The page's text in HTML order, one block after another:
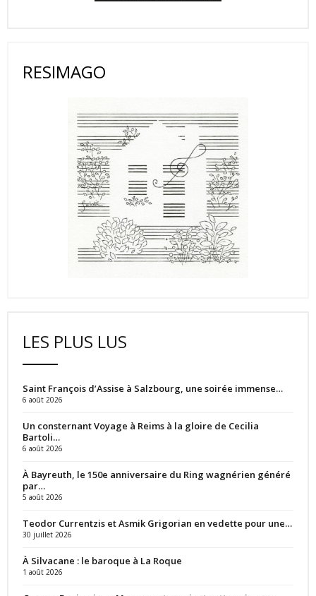
RESIMAGO
LES PLUS LUS
Saint François d’Assise à Salzbourg, une soirée immense…
6 août 2026
Un consternant Voyage à Reims à la gloire de Cecilia
Bartoli…
6 août 2026
À Bayreuth, le 150e anniversaire du Ring wagnérien généré
par…
5 août 2026
Teodor Currentzis et Asmik Grigorian en vedette pour une…
30 juillet 2026
À Silvacane : le baroque à La Roque
1 août 2026